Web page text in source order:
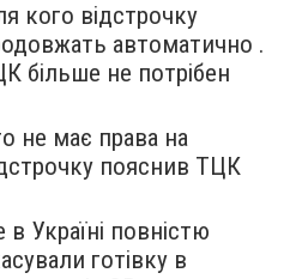
кого відстрочку
автоматично .
більше не потрібен
не має права на
пояснив ТЦК
в Україні повністю
готівку в